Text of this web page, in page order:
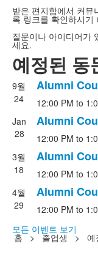
받은 편지함에서 커뮤
록 링크를 확인하시기
질문이나 아이디어가
세요.
예정된 동
4
개
의
이
벤
트
록.
9월
24
Alumni
12:00 PM to
Jan
28
Alumni
12:00 PM to
3월
18
Alumni
12:00 PM to
4월
29
Alumni
12:00 PM to
모든 이벤트 보기
홈 > 졸업생 > 예